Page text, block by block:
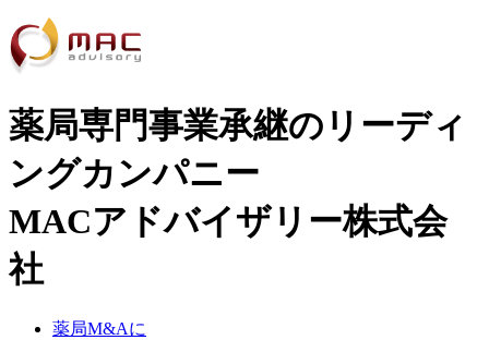
薬局専門事業承継のリーディ
ングカンパニー
MACアドバイザリー株式会
社
薬局M&Aに